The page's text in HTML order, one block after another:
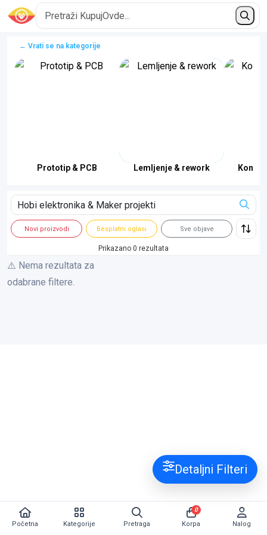
← Vrati se na kategorije
Prototip & PCB Lemljenje & rework
Novi proizvodi Besplatni oglasi Sve objave
Prikazano 0 rezultata
⚠️ Nema rezultata za
odabrane filtere.
Detaljni Filteri
Početna Kategorije Pretraga Korpa
0
Nalog